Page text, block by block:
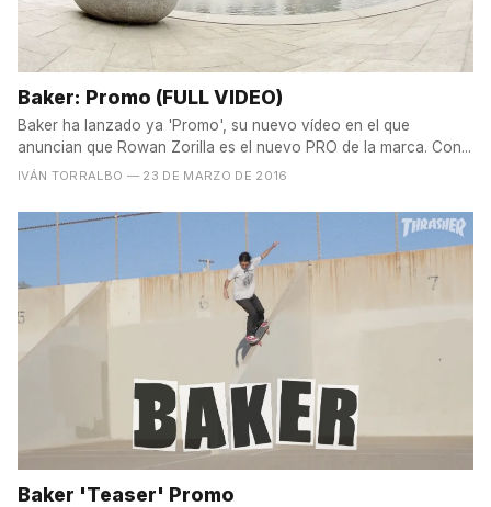
Baker: Promo (FULL VIDEO)
Baker ha lanzado ya 'Promo', su nuevo vídeo en el que
anuncian que Rowan Zorilla es el nuevo PRO de la marca. Con...
IVÁN TORRALBO — 23 DE MARZO DE 2016
Baker 'Teaser' Promo